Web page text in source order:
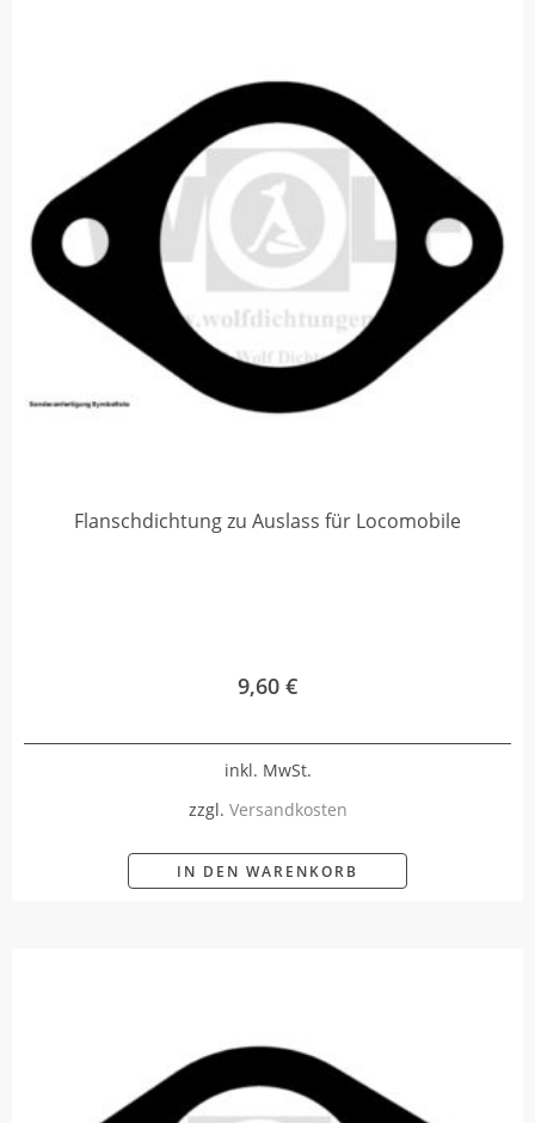
Flanschdichtung zu Auslass für Locomobile
9,60 €
inkl. MwSt.
zzgl. Versandkosten
IN DEN WARENKORB